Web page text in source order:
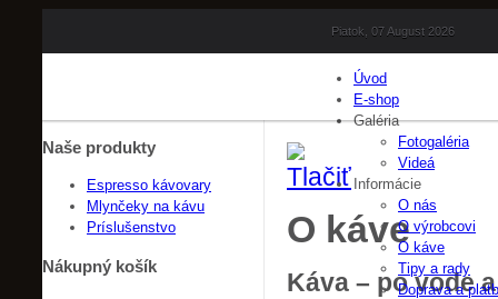
Piatok, 07 August 2026
Úvod
E-shop
Galéria
Fotogaléria
Videá
Informácie
O nás
O výrobcovi
O káve
Tipy a rady
Doprava a
O káve
Káva – po vode
Naše produkty
Espresso kávovary
Mlynčeky na kávu
Príslušenstvo
Nákupný košík